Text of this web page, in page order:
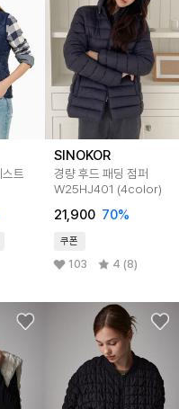
SINOKOR
경량 후드 패딩 점퍼
W25HJ401 (4color)
21,900 70%
쿠폰
103 4 (8)